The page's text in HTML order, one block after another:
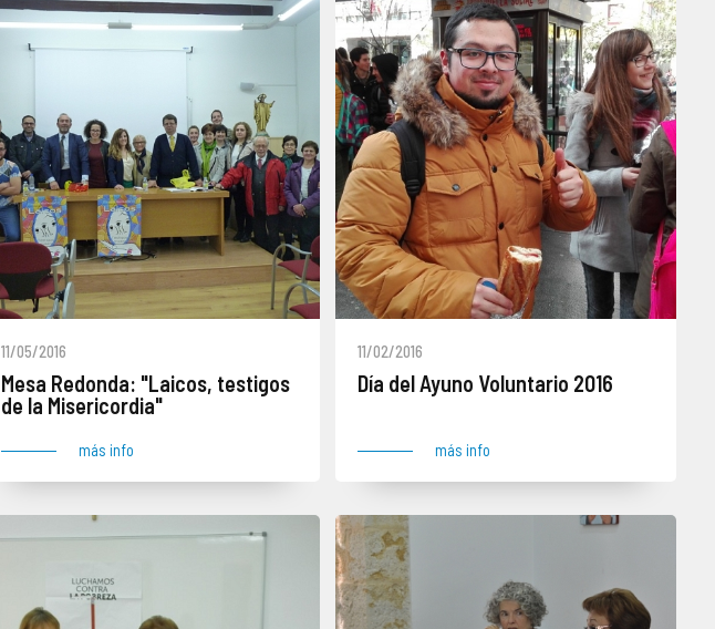
11/05/2016
Mesa Redonda: "Laicos, testigos
de la Misericordia"
más info
11/02/2016
Día del Ayuno Voluntario 2016
más info